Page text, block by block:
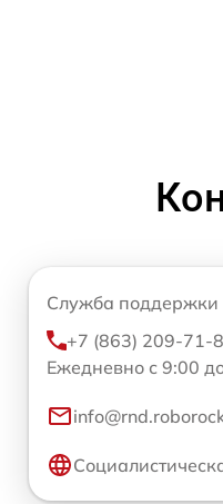
Служба поддержки
+7 (863) 209-71-
Ежедневно с 9:00